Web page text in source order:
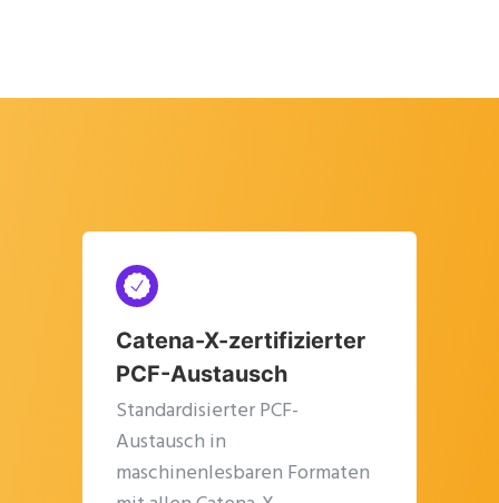
Catena-X-zertifizierter
PCF-Austausch
Standardisierter PCF-
Austausch in
maschinenlesbaren Formaten